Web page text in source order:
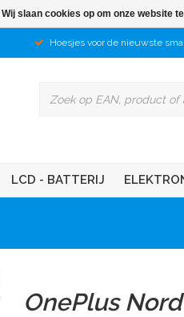
Hoesjes voor de nieuwste
LCD - BATTERIJ
OnePlus
Wij slaan cookies op om onze website